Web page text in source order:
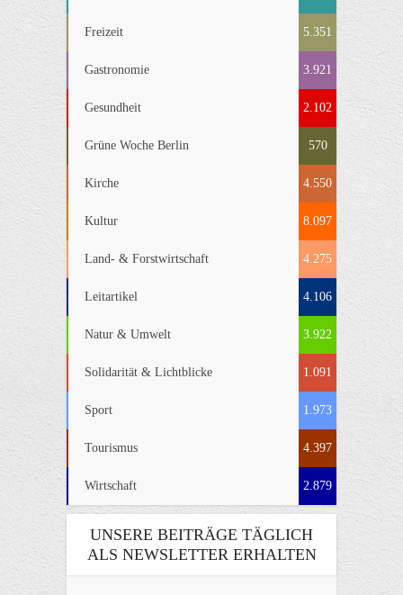
Freizeit 5.351
Gastronomie 3.921
Gesundheit 2.102
Grüne Woche Berlin 570
Kirche 4.550
Kultur 8.097
Land- & Forstwirtschaft 4.275
Leitartikel 4.106
Natur & Umwelt 3.922
Solidarität & Lichtblicke 1.091
Sport 1.973
Tourismus 4.397
Wirtschaft 2.879
UNSERE BEITRÄGE TÄGLICH
ALS NEWSLETTER ERHALTEN